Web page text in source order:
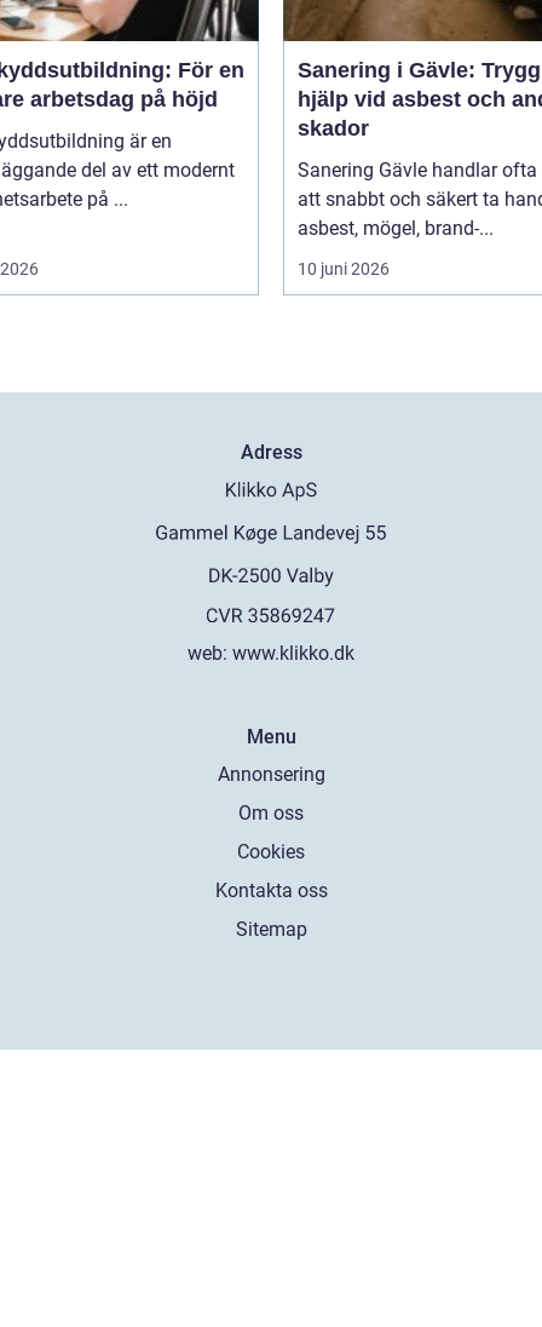
För en
arbetsdag på höjd
är en
del av ett modernt
på ...
Sanering i Gävle: Trygg
hjälp vid asbest och
skador
Sanering Gävle handlar ofta
att snabbt och säkert ta
asbest, mögel, brand-...
10 juni 2026
Adress
web: www.klikko.dk
Menu
Annonsering
Om oss
Cookies
Kontakta oss
Sitemap